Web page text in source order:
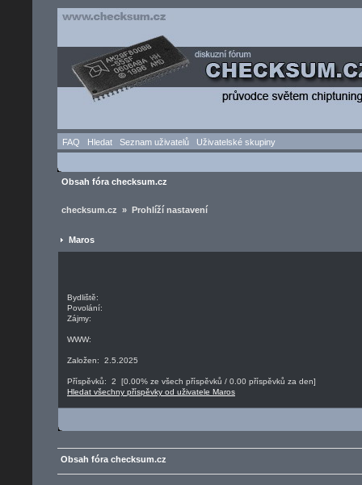
FAQ Hledat Seznam uživatelů Uživatelské skupiny
Obsah fóra checksum.cz
checksum.cz » Prohlíží nastavení
Maros
Bydliště:
Povolání:
Zájmy:
WWW:
Založen: 2.5.2025
Příspěvků: 2 [0.00% ze všech příspěvků / 0.00 příspěvků za den]
Hledat všechny příspěvky od uživatele Maros
Obsah fóra checksum.cz